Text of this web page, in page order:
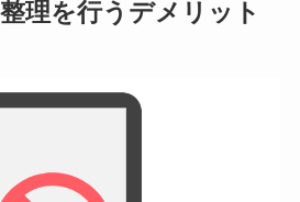
理を行うデメリット